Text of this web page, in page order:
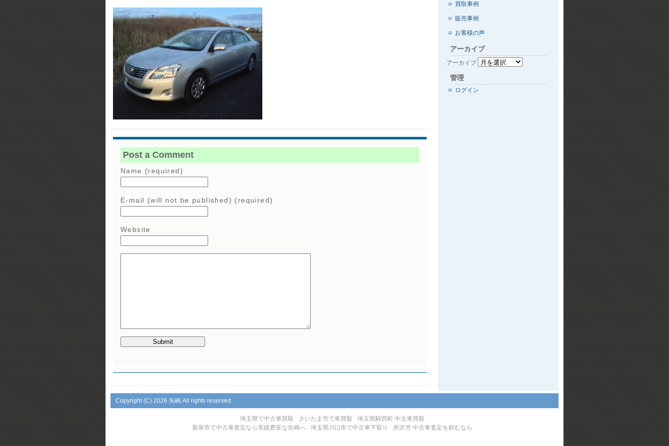
Post a Comment
Name (required)
E-mail (will not be published) (required)
Website
買取事例
販売事例
お客様の声
アーカイブ
アーカイブ
管理
ログイン
Copyright (C) 2026 矢嶋 All rights reserved.
埼玉県で中古車買取 さいたま市で車買取
埼玉県騎西町 中古車買取
新座市で中古車査定なら実績豊富な矢嶋へ
埼玉県川口市で中古車下取り 所沢市 中古車査定を頼むなら